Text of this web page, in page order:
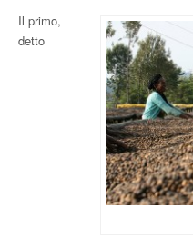
Il primo,
detto